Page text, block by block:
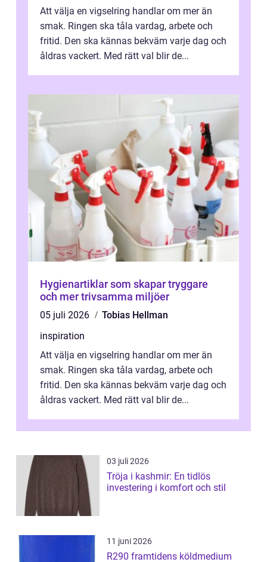
Att välja en vigselring handlar om mer än
smak. Ringen ska tåla vardag, arbete och
fritid. Den ska kännas bekväm varje dag och
åldras vackert. Med rätt val blir de...
Hygienartiklar som skapar tryggare
och mer trivsamma miljöer
05 juli 2026
Tobias Hellman
inspiration
Att välja en vigselring handlar om mer än
smak. Ringen ska tåla vardag, arbete och
fritid. Den ska kännas bekväm varje dag och
åldras vackert. Med rätt val blir de...
03 juli 2026
Tröja i kashmir: En tidlös
investering i komfort och stil
11 juni 2026
R290 framtidens köldmedium